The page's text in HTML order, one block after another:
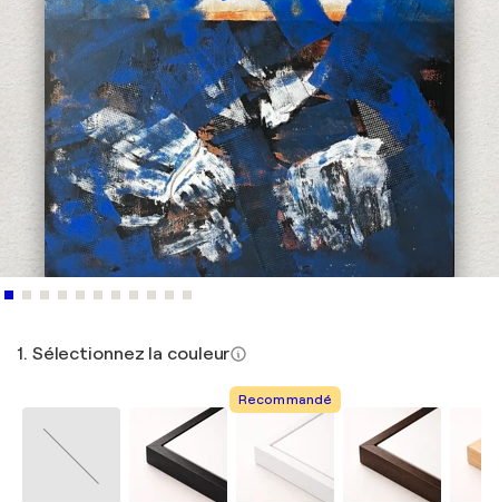
1. Sélectionnez la couleur
Recommandé